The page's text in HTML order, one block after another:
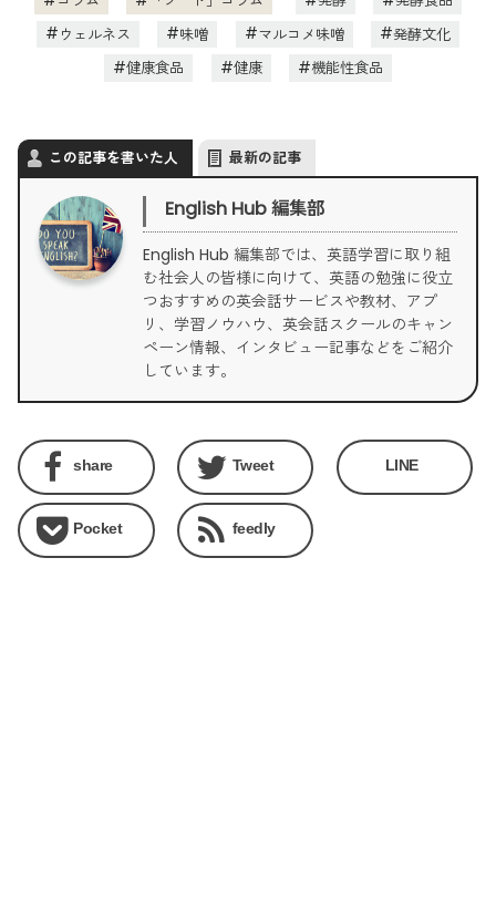
ウェルネス
味噌 マルコメ味噌
発酵文化
健康食品
健康 機能性食品
この記事を書いた人 最新の記事
English Hub 編集部
English Hub 編集部では、英語学習に取り組
む社会人の皆様に向けて、英語の勉強に役立
つおすすめの英会話サービスや教材、アプ
リ、学習ノウハウ、英会話スクールのキャン
ペーン情報、インタビュー記事などをご紹介
しています。
share Tweet LINE
Pocket feedly